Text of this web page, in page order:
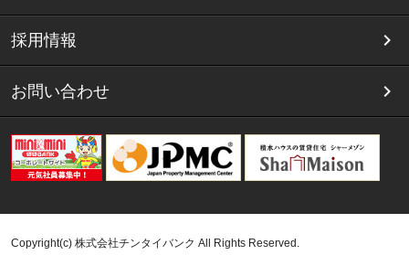
採用情報
お問い合わせ
Copyright(c) 株式会社チンタイバンク All Rights Reserved.